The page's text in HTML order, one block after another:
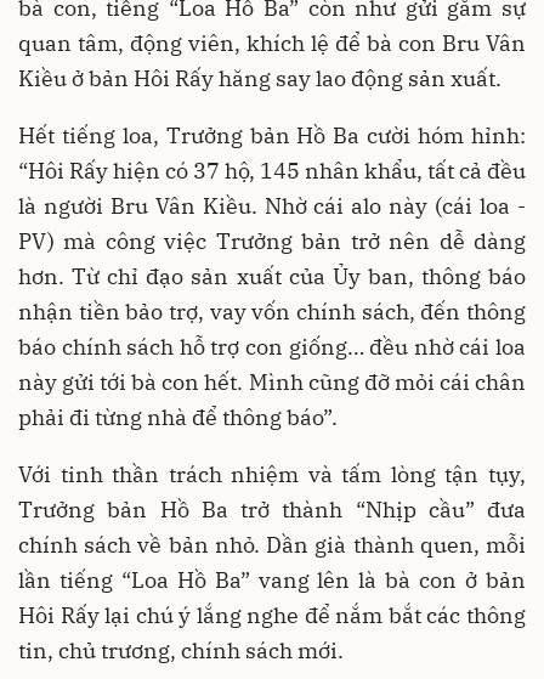
bà con, tiếng “Loa Hồ Ba” còn như gửi gắm sự
quan tâm, động viên, khích lệ để bà con Bru Vân
Kiều ở bản Hôi Rấy hăng say lao động sản xuất.
Hết tiếng loa, Trưởng bản Hồ Ba cười hóm hỉnh:
“Hôi Rấy hiện có 37 hộ, 145 nhân khẩu, tất cả đều
là người Bru Vân Kiều. Nhờ cái alo này (cái loa -
PV) mà công việc Trưởng bản trở nên dễ dàng
hơn. Từ chỉ đạo sản xuất của Ủy ban, thông báo
nhận tiền bảo trợ, vay vốn chính sách, đến thông
báo chính sách hỗ trợ con giống… đều nhờ cái loa
này gửi tới bà con hết. Mình cũng đỡ mỏi cái chân
phải đi từng nhà để thông báo”.
Với tinh thần trách nhiệm và tấm lòng tận tụy,
Trưởng bản Hồ Ba trở thành “Nhịp cầu” đưa
chính sách về bản nhỏ. Dần già thành quen, mỗi
lần tiếng “Loa Hồ Ba” vang lên là bà con ở bản
Hôi Rấy lại chú ý lắng nghe để nắm bắt các thông
tin, chủ trương, chính sách mới.